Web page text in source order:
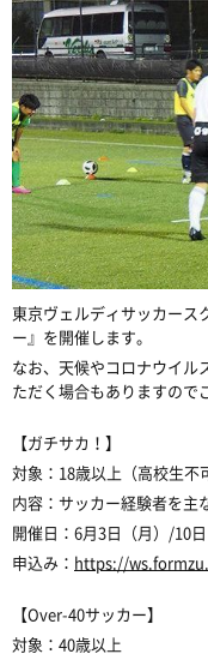
東京ヴェルディサッカース
ー』を開催します。
なお、天候やコロナウイル
ただく場合もありますので
【ガチサカ！】
対象：18歳以上（高校生不
内容：サッカー経験者を主
開催日：6月3日（月）/10
申込み： https://
【Over-40サッカー】
対象：40歳以上